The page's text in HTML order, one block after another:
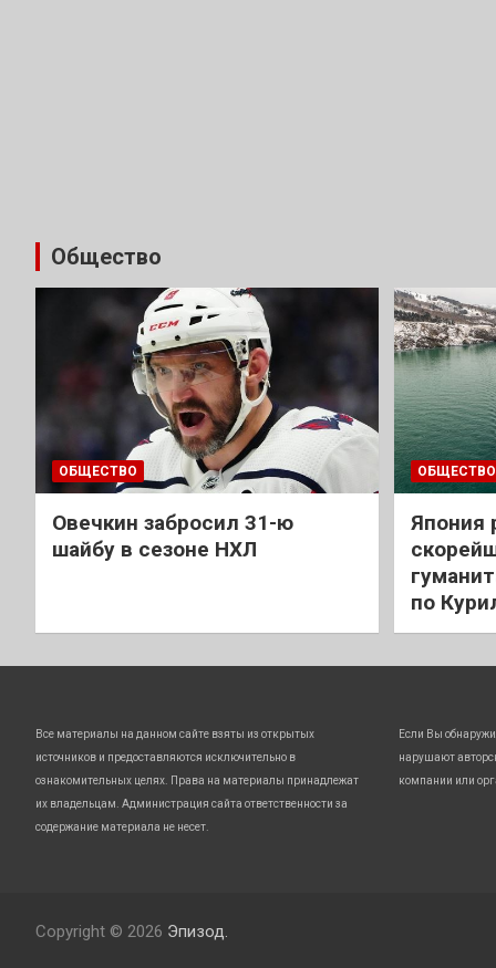
Общество
ОБЩЕСТВО
Овечкин забросил 31-ю
шайбу в сезоне НХЛ
ОБЩЕСТВО
Япония
по
Все материалы на данном сайте взяты из открытых
источников и предоставляются исключительно в
ознакомительных целях. Права на материалы принадлежат
их владельцам. Администрация сайта ответственности за
содержание материала не несет.
Если Вы
нарушают
компании или
Copyright © 2026 Эпизод.